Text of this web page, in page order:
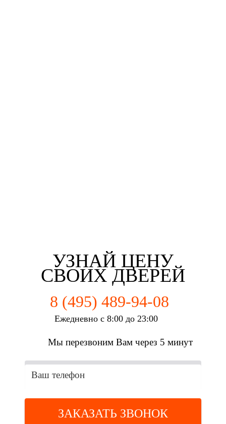
УЗНАЙ ЦЕНУ
СВОИХ ДВЕРЕЙ
8 (495) 489-94-08
Ежедневно с 8:00 до 23:00
Мы перезвоним Вам через 5 минут
ЗАКАЗАТЬ ЗВОНОК